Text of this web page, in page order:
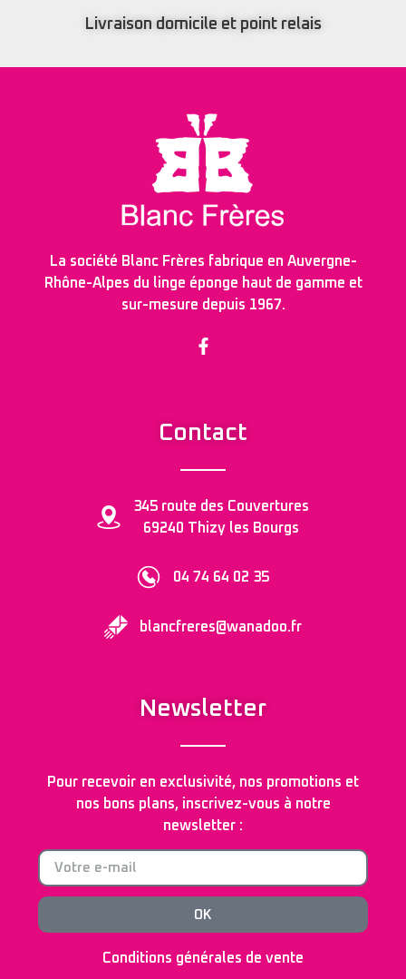
Livraison domicile et point relais
La société Blanc Frères fabrique en Auvergne-
Rhône-Alpes du linge éponge haut de gamme et
sur-mesure depuis 1967.
Contact
345 route des Couvertures
69240 Thizy les Bourgs
04 74 64 02 35
blancfreres@wanadoo.fr
Newsletter
Pour recevoir en exclusivité, nos promotions et
nos bons plans, inscrivez-vous à notre
newsletter :
OK
Conditions générales de vente